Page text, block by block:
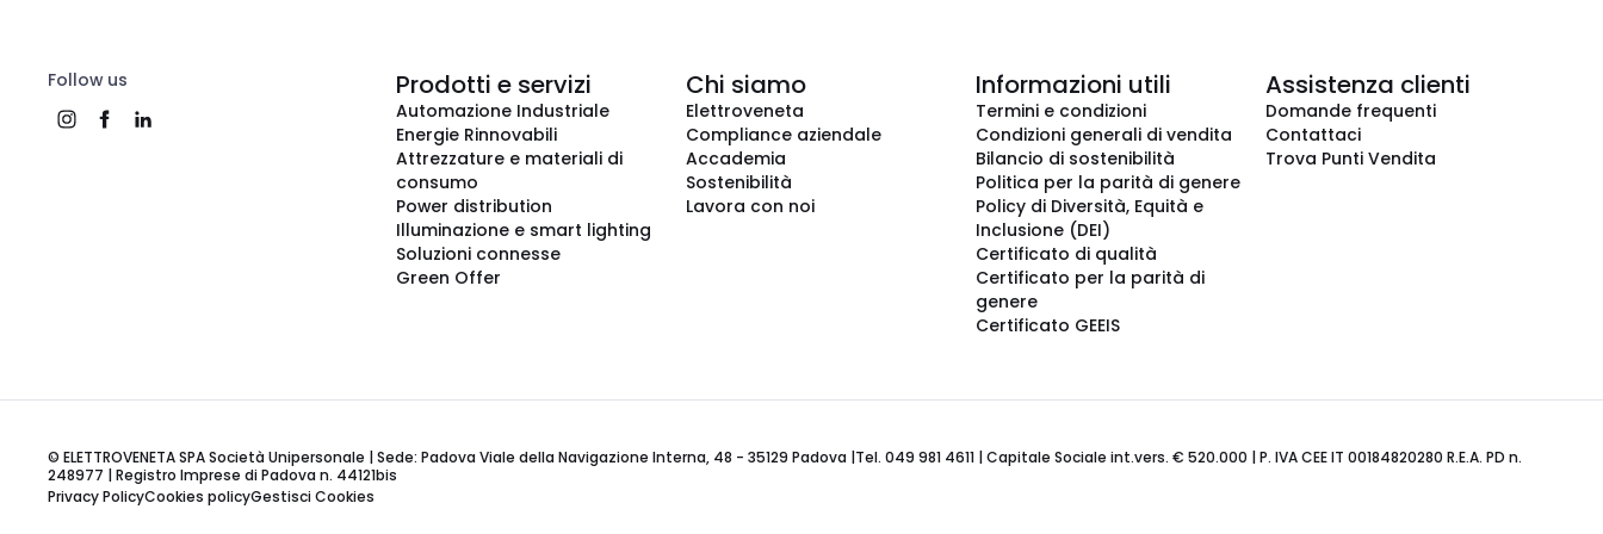
Follow us Prodotti e servizi
Automazione Industriale
Energie Rinnovabili
Attrezzature e materiali di
consumo
Power distribution
Illuminazione e smart lighting
Soluzioni connesse
Green Offer
Chi siamo
Elettroveneta
Compliance aziendale
Accademia
Sostenibilità
Lavora con noi
Informazioni utili
Termini e condizioni
Condizioni generali di vendita
Bilancio di sostenibilità
Politica per la parità di genere
Policy di Diversità, Equità e
Inclusione (DEI)
Certificato di qualità
Certificato per la parità di
genere
Certificato GEEIS
Assistenza clienti
Domande frequenti
Contattaci
Trova Punti Vendita
© ELETTROVENETA SPA Società Unipersonale | Sede: Padova Viale della Navigazione Interna, 48 - 35129 Padova |Tel. 049 981 4611 | Capitale Sociale int.vers. € 520.000 | P. IVA CEE IT 00184820280 R.E.A. PD n.
248977 | Registro Imprese di Padova n. 44121bis
Privacy PolicyCookies policyGestisci Cookies